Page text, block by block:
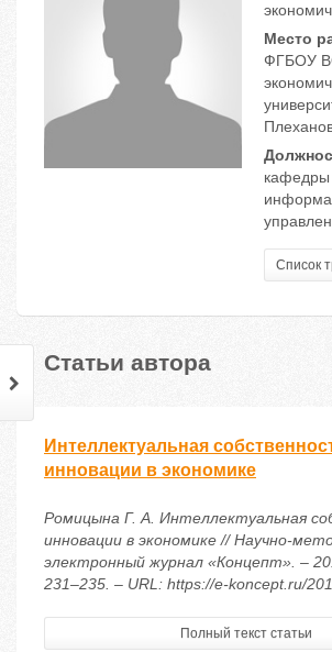
Место
ФГБОУ
Список
Статьи автора
Интеллектуальная
инновации в экономике
Ромицына Г. А. Интеллектуальная
инновации в экономике // Научно-
электронный журнал «Концепт». –
231–235. – URL: https://e-koncept.ru/
Полный текст статьи